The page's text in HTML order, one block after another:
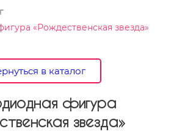
«Рождественская звезда»
в каталог
фигура
звезда»